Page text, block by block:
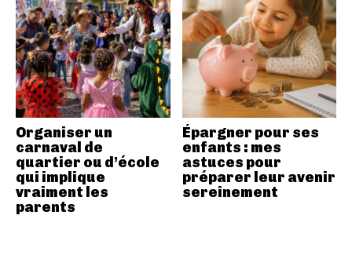
Organiser un
carnaval de
quartier ou d’école
qui implique
vraiment les
parents
Épargner pour ses
enfants : mes
astuces pour
préparer leur avenir
sereinement